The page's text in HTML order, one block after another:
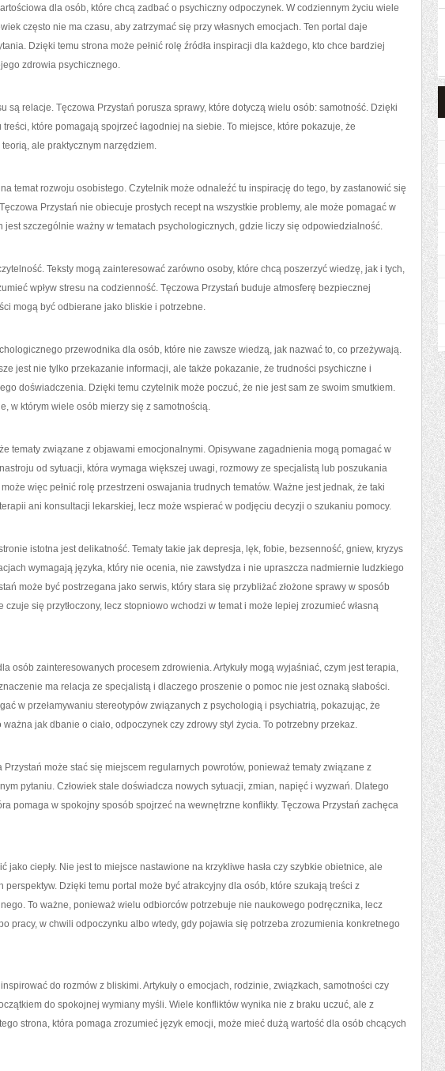
dla osób, które chcą zadbać o psychiczny odpoczynek. W codziennym życiu wiele
często nie ma czasu, aby zatrzymać się przy własnych emocjach. Ten portal daje
Dzięki temu strona może pełnić rolę źródła inspiracji dla każdego, kto chce bardziej
zdrowia psychicznego.
są relacje. Tęczowa Przystań porusza sprawy, które dotyczą wielu osób: samotność. Dzięki
które pomagają spojrzeć łagodniej na siebie. To miejsce, które pokazuje, że
ale praktycznym narzędziem.
temat rozwoju osobistego. Czytelnik może odnaleźć tu inspirację do tego, by zastanowić się
Przystań nie obiecuje prostych recept na wszystkie problemy, ale może pomagać w
jest szczególnie ważny w tematach psychologicznych, gdzie liczy się odpowiedzialność.
Teksty mogą zainteresować zarówno osoby, które chcą poszerzyć wiedzę, jak i tych,
wpływ stresu na codzienność. Tęczowa Przystań buduje atmosferę bezpiecznej
mogą być odbierane jako bliskie i potrzebne.
przewodnika dla osób, które nie zawsze wiedzą, jak nazwać to, co przeżywają.
jest nie tylko przekazanie informacji, ale także pokazanie, że trudności psychiczne i
doświadczenia. Dzięki temu czytelnik może poczuć, że nie jest sam ze swoim smutkiem.
w którym wiele osób mierzy się z samotnością.
tematy związane z objawami emocjonalnymi. Opisywane zagadnienia mogą pomagać w
od sytuacji, która wymaga większej uwagi, rozmowy ze specjalistą lub poszukania
więc pełnić rolę przestrzeni oswajania trudnych tematów. Ważne jest jednak, że taki
ani konsultacji lekarskiej, lecz może wspierać w podjęciu decyzji o szukaniu pomocy.
istotna jest delikatność. Tematy takie jak depresja, lęk, fobie, bezsenność, gniew, kryzys
wymagają języka, który nie ocenia, nie zawstydza i nie upraszcza nadmiernie ludzkiego
może być postrzegana jako serwis, który stara się przybliżać złożone sprawy w sposób
czuje się przytłoczony, lecz stopniowo wchodzi w temat i może lepiej zrozumieć własną
osób zainteresowanych procesem zdrowienia. Artykuły mogą wyjaśniać, czym jest terapia,
ma relacja ze specjalistą i dlaczego proszenie o pomoc nie jest oznaką słabości.
w przełamywaniu stereotypów związanych z psychologią i psychiatrią, pokazując, że
jak dbanie o ciało, odpoczynek czy zdrowy styl życia. To potrzebny przekaz.
Przystań może stać się miejscem regularnych powrotów, ponieważ tematy związane z
pytaniu. Człowiek stale doświadcza nowych sytuacji, zmian, napięć i wyzwań. Dlatego
pomaga w spokojny sposób spojrzeć na wewnętrzne konflikty. Tęczowa Przystań zachęca
jako ciepły. Nie jest to miejsce nastawione na krzykliwe hasła czy szybkie obietnice, ale
perspektyw. Dzięki temu portal może być atrakcyjny dla osób, które szukają treści z
To ważne, ponieważ wielu odbiorców potrzebuje nie naukowego podręcznika, lecz
pracy, w chwili odpoczynku albo wtedy, gdy pojawia się potrzeba zrozumienia konkretnego
do rozmów z bliskimi. Artykuły o emocjach, rodzinie, związkach, samotności czy
do spokojnej wymiany myśli. Wiele konfliktów wynika nie z braku uczuć, ale z
strona, która pomaga zrozumieć język emocji, może mieć dużą wartość dla osób chcących